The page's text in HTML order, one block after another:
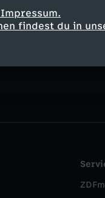
findest du in
Inhalte
Magazin